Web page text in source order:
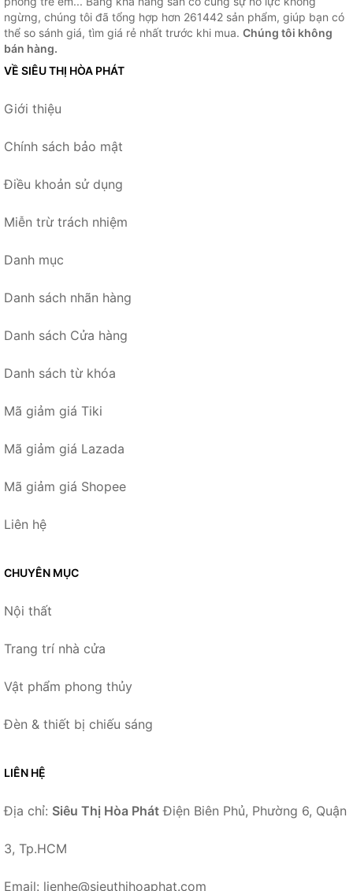
ngừng, chúng tôi đã tổng hợp hơn 261442 sản phẩm, giúp bạn có
thể so sánh giá, tìm giá rẻ nhất trước khi mua. Chúng tôi không
bán hàng.
VỀ SIÊU THỊ HÒA PHÁT
Giới thiệu
Chính sách bảo mật
Điều khoản sử dụng
Miễn trừ trách nhiệm
Danh mục
Danh sách nhãn hàng
Danh sách Cửa hàng
Danh sách từ khóa
Mã giảm giá Tiki
Mã giảm giá Lazada
Mã giảm giá Shopee
Liên hệ
CHUYÊN MỤC
Nội thất
Trang trí nhà cửa
Vật phẩm phong thủy
Đèn & thiết bị chiếu sáng
LIÊN HỆ
Địa chỉ: Siêu Thị Hòa Phát Điện Biên Phủ, Phường 6, Quận
3, Tp.HCM
Email: lienhe@sieuthihoaphat.com